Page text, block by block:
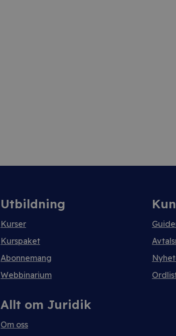
Utbildning
Kurser
Kurspaket
Abonnemang
Webbinarium
Allt om Juridik
Om oss